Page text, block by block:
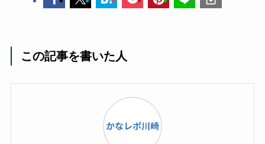
この記事を書いた人